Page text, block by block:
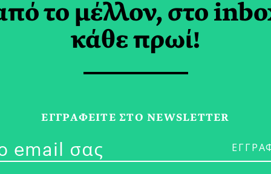
Προσοχή
το μέλλον, στο
κάθε πρωί!
ΕΓΓPΑΦΕΙΤΕ ΣΤΟ NEWSLETTER